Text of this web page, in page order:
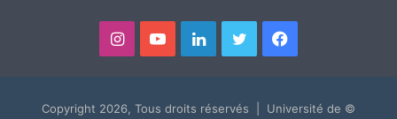
فيسبوك تويتر لينكدإنيوتيوبانستقرام
© Copyright 2026, Tous droits réservés | Université de